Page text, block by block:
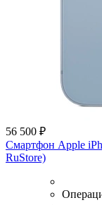
56 500 ₽
Смартфон Apple
RuStore)